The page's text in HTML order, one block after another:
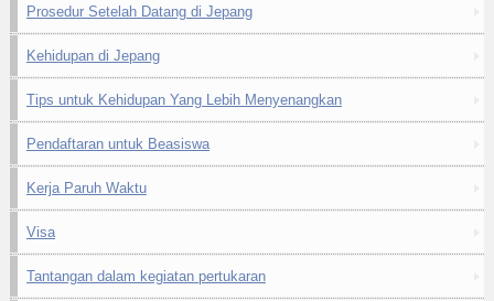
Prosedur Setelah Datang di Jepang
Kehidupan di Jepang
Tips untuk Kehidupan Yang Lebih Menyenangkan
Pendaftaran untuk Beasiswa
Kerja Paruh Waktu
Visa
Tantangan dalam kegiatan pertukaran